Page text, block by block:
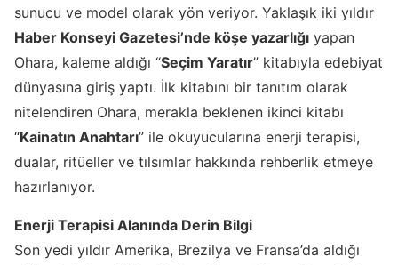
sunucu ve model olarak yön veriyor. Yaklaşık iki yıldır
Haber Konseyi Gazetesi’nde köşe yazarlığı yapan
Ohara, kaleme aldığı “Seçim Yaratır” kitabıyla edebiyat
dünyasına giriş yaptı. İlk kitabını bir tanıtım olarak
nitelendiren Ohara, merakla beklenen ikinci kitabı
“Kainatın Anahtarı” ile okuyucularına enerji terapisi,
dualar, ritüeller ve tılsımlar hakkında rehberlik etmeye
hazırlanıyor.
Enerji Terapisi Alanında Derin Bilgi
Son yedi yıldır Amerika, Brezilya ve Fransa’da aldığı